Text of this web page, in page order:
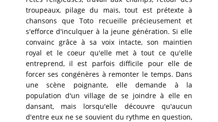
troupeaux, pilage du maïs, tout est prétexte à
chansons que Toto recueille précieusement et
s'efforce d'inculquer à la jeune génération. Si elle
convainc grâce à sa voix intacte, son maintien
royal et le coeur qu'elle met à tout ce qu'elle
entreprend, il est parfois difficile pour elle de
forcer ses congénères à remonter le temps. Dans
une scène poignante, elle demande à la
population d'un village de se joindre à elle en
dansant, mais lorsqu'elle découvre qu'aucun
d'entre eux ne se souvient du rythme en question,